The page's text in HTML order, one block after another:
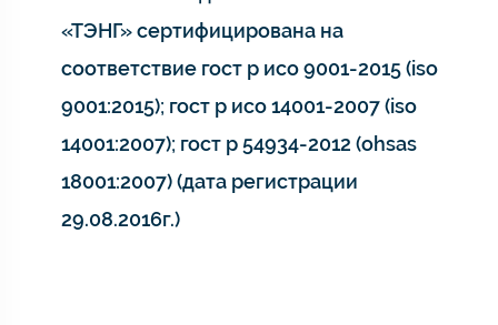
«ТЭНГ» сертифицирована на
соответствие гост р исо 9001-2015 (iso
9001:2015); гост р исо 14001-2007 (iso
14001:2007); гост р 54934-2012 (ohsas
18001:2007) (дата регистрации
29.08.2016г.)